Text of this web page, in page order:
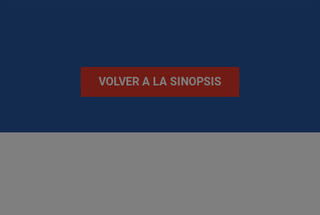
VOLVER A LA SINOPSIS